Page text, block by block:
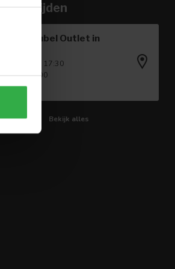
Meubel Outlet in
- Vr: 09:00 - 17:30
- 17:00
Bekijk alles